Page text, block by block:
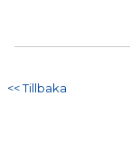
<< Tillbaka